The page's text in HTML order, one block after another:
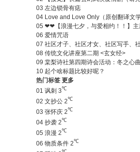
03 左边锁骨有痣
04 Love and Love Only（原创翻译文学
05 ❤❤【浪漫七夕，与爱相约！！】
06 爱情咒语
07 社区才子、社区才女、社区写手、
08 传统文化讲座第二期 <玄女经>
09 棠梨诗社第四期诗会活动：冬之心曲
10 起个啥标题比较好呢？
热门标签 更多
01 讽刺 3℃
02 文抄公 2℃
03 张怀庆 2℃
04 抄袭 2℃
05 浪漫 2℃
06 物质条件 2℃